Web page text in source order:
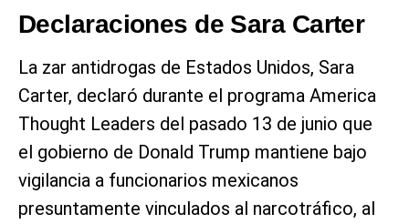
Declaraciones de Sara Carter
La zar antidrogas de Estados Unidos, Sara
Carter, declaró durante el programa America
Thought Leaders del pasado 13 de junio que
el gobierno de Donald Trump mantiene bajo
vigilancia a funcionarios mexicanos
presuntamente vinculados al narcotráfico, al